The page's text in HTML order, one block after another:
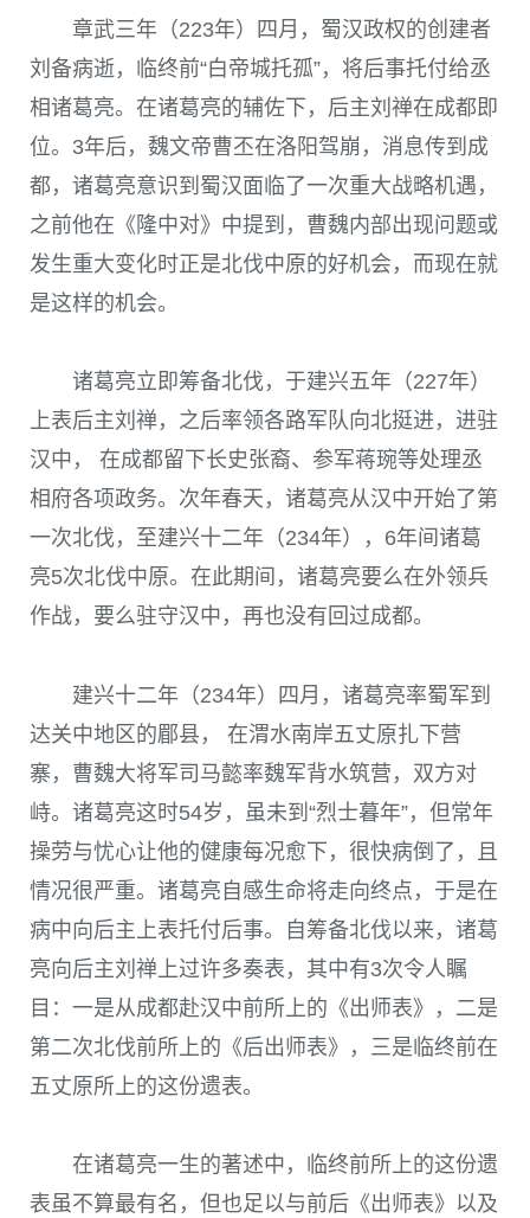
章武三年（223年）四月，蜀汉政权的创建者
刘备病逝，临终前“白帝城托孤”，将后事托付给丞
相诸葛亮。在诸葛亮的辅佐下，后主刘禅在成都即
位。3年后，魏文帝曹丕在洛阳驾崩，消息传到成
都，诸葛亮意识到蜀汉面临了一次重大战略机遇，
之前他在《隆中对》中提到，曹魏内部出现问题或
发生重大变化时正是北伐中原的好机会，而现在就
是这样的机会。
诸葛亮立即筹备北伐，于建兴五年（227年）
上表后主刘禅，之后率领各路军队向北挺进，进驻
汉中， 在成都留下长史张裔、参军蒋琬等处理丞
相府各项政务。次年春天，诸葛亮从汉中开始了第
一次北伐，至建兴十二年（234年），6年间诸葛
亮5次北伐中原。在此期间，诸葛亮要么在外领兵
作战，要么驻守汉中，再也没有回过成都。
建兴十二年（234年）四月，诸葛亮率蜀军到
达关中地区的郿县， 在渭水南岸五丈原扎下营
寨，曹魏大将军司马懿率魏军背水筑营，双方对
峙。诸葛亮这时54岁，虽未到“烈士暮年”，但常年
操劳与忧心让他的健康每况愈下，很快病倒了，且
情况很严重。诸葛亮自感生命将走向终点，于是在
病中向后主上表托付后事。自筹备北伐以来，诸葛
亮向后主刘禅上过许多奏表，其中有3次令人瞩
目：一是从成都赴汉中前所上的《出师表》，二是
第二次北伐前所上的《后出师表》，三是临终前在
五丈原所上的这份遗表。
在诸葛亮一生的著述中，临终前所上的这份遗
表虽不算最有名，但也足以与前后《出师表》以及